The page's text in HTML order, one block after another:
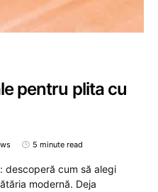
pentru plita cu
5 minute read
descoperă cum să alegi
modernă. Deja